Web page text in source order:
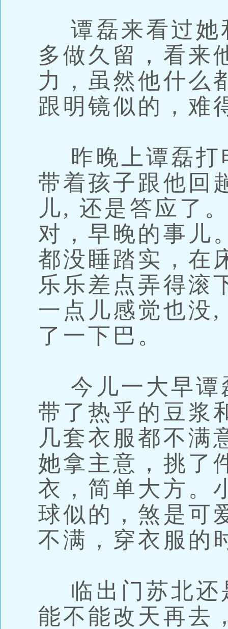
谭磊来看过她
多做久留，看来
力，虽然他什么
跟明镜似的，难
昨晚上谭磊打
带着孩子跟他回
儿, 还是答应了
对，早晚的事儿
都没睡踏实，在
乐乐差点弄得滚
一点儿感觉也没
了一下巴。
今儿一大早谭
带了热乎的豆浆
几套衣服都不满
她拿主意，挑了
衣，简单大方。
球似的，煞是可
不满，穿衣服的
临出门苏北还
能不能改天再去